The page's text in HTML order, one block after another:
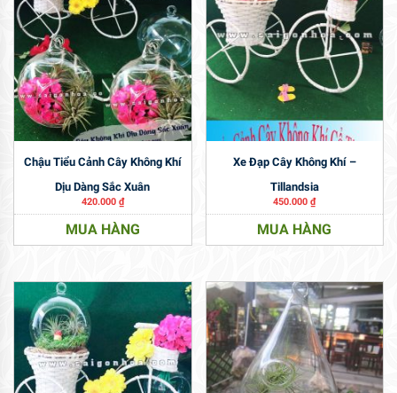
Chậu Tiểu Cảnh Cây Không Khí
Dịu Dàng Sắc Xuân
420.000 ₫
MUA HÀNG
Xe Đạp Cây Không Khí –
Tillandsia
450.000₫
MUA HÀNG